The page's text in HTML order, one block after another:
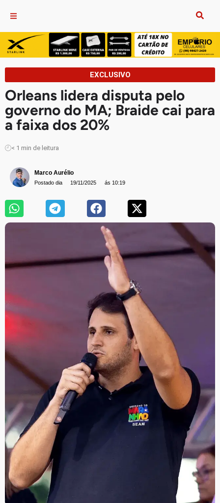
EXCLUSIVO
Orleans lidera disputa pelo
governo do MA; Braide cai para
a faixa dos 20%
< 1 min de leitura
Marco Aurélio
Postado dia 19/11/2025 ás 10:19